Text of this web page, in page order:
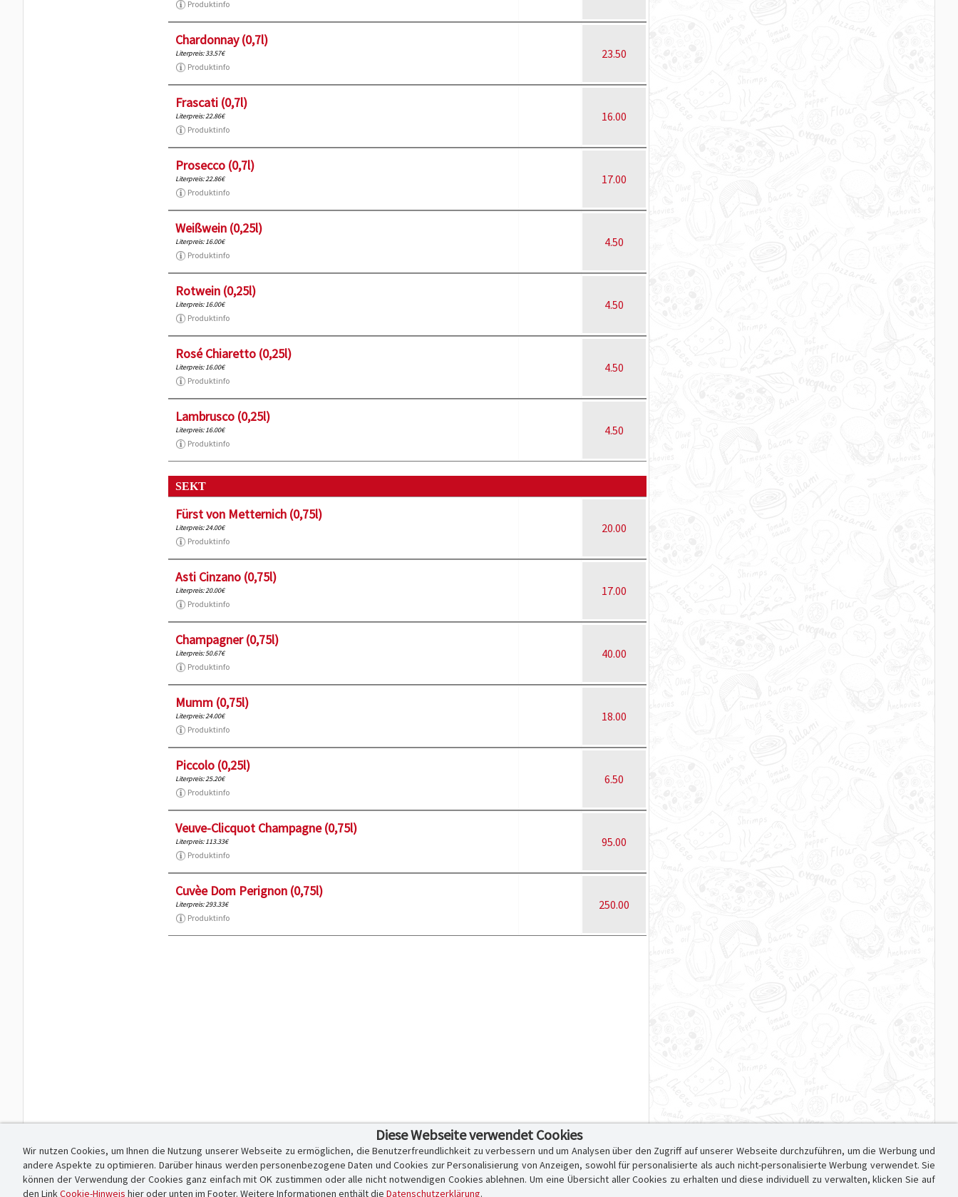
Produktinfo
Chardonnay (0,7l)
Literpreis: 33.57€
Produktinfo
23.50
Frascati (0,7l)
Literpreis: 22.86€
Produktinfo
16.00
Prosecco (0,7l)
Literpreis: 22.86€
Produktinfo
17.00
Weißwein (0,25l)
Literpreis: 16.00€
Produktinfo
4.50
Rotwein (0,25l)
Literpreis: 16.00€
Produktinfo
4.50
Rosé Chiaretto (0,25l)
Literpreis: 16.00€
Produktinfo
4.50
Lambrusco (0,25l)
Literpreis: 16.00€
Produktinfo
4.50
SEKT
Fürst von Metternich (0,75l)
Literpreis: 24.00€
Produktinfo
20.00
Asti Cinzano (0,75l)
Literpreis: 20.00€
Produktinfo
17.00
Champagner (0,75l)
Literpreis: 50.67€
Produktinfo
40.00
Mumm (0,75l)
Literpreis: 24.00€
Produktinfo
18.00
Piccolo (0,25l)
Literpreis: 25.20€
Produktinfo
6.50
Veuve-Clicquot Champagne (0,75l)
Literpreis: 113.33€
Produktinfo
95.00
Cuvèe Dom Perignon (0,75l)
Literpreis: 293.33€
Produktinfo
250.00
Diese Webseite verwendet Cookies
Wir nutzen Cookies, um Ihnen die Nutzung unserer Webseite zu ermöglichen, die Benutzerfreundlichkeit zu verbessern und um Analysen über den Zugriff auf unserer Webseite durchzuführen, um die Werbung und
andere Aspekte zu optimieren. Darüber hinaus werden personenbezogene Daten und Cookies zur Personalisierung von Anzeigen, sowohl für personalisierte als auch nicht-personalisierte Werbung verwendet. Sie
können der Verwendung der Cookies ganz einfach mit OK zustimmen oder alle nicht notwendigen Cookies ablehnen. Um eine Übersicht aller Cookies zu erhalten und diese individuell zu verwalten, klicken Sie auf
den LinkCookie-Hinweis hier oder unten im Footer. Weitere Informationen enthält die Datenschutzerklärung.